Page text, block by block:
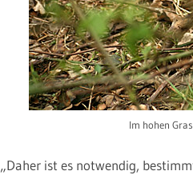
Im hohen
„Daher ist es notwendig,